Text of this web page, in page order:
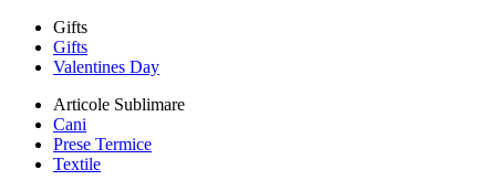
Gifts
Gifts
Valentines Day
Articole Sublimare
Cani
Prese Termice
Textile